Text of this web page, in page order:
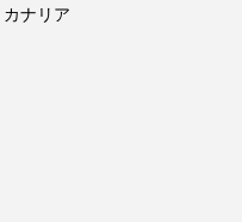
ナリア